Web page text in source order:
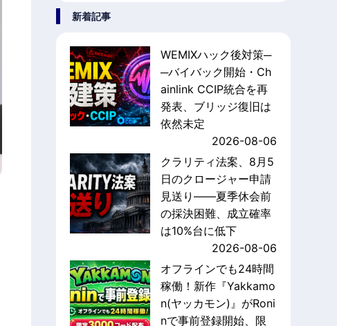
新着記事
WEMIXハック後対策─
─バイバック開始・Ch
ainlink CCIP統合を再
発表、ブリッジ復旧は
依然未定
2026-08-06
クラリティ法案、8月5
日のクロージャー申請
見送り——夏季休会前
の採決困難、成立確率
は10%台に低下
2026-08-06
オフラインでも24時間
稼働！新作『Yakkamo
n(ヤッカモン)』がRoni
nで事前登録開始、限